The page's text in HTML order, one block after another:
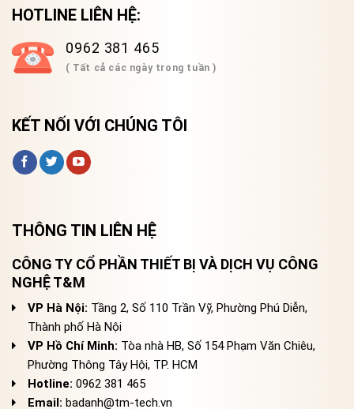
HOTLINE LIÊN HỆ:
0962 381 465
( Tất cả các ngày trong tuần )
KẾT NỐI VỚI CHÚNG TÔI
THÔNG TIN LIÊN HỆ
CÔNG TY CỔ PHẦN THIẾT BỊ VÀ DỊCH VỤ CÔNG
NGHỆ T&M
VP Hà Nội: Tầng 2, Số 110 Trần Vỹ, Phường Phú Diễn,
Thành phố Hà Nội
VP Hồ Chí Minh: Tòa nhà HB, Số 154 Phạm Văn Chiêu,
Phường Thông Tây Hội, TP. HCM
Hotline: 0962 381 465
Email: badanh@tm-tech.vn